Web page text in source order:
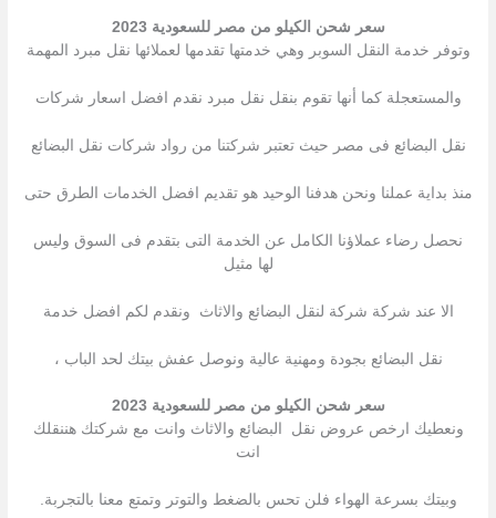
سعر شحن الكيلو من مصر للسعودية 2023
وتوفر خدمة النقل السوبر وهي خدمتها تقدمها لعملائها نقل مبرد المهمة
والمستعجلة كما أنها تقوم بنقل نقل مبرد نقدم افضل اسعار شركات
نقل البضائع فى مصر حيث تعتبر شركتنا من رواد شركات نقل البضائع
منذ بداية عملنا ونحن هدفنا الوحيد هو تقديم افضل الخدمات الطرق حتى
نحصل رضاء عملاؤنا الكامل عن الخدمة التى بتقدم فى السوق وليس
لها مثيل
الا عند شركة شركة لنقل البضائع والاثاث ونقدم لكم افضل خدمة
نقل البضائع بجودة ومهنية عالية ونوصل عفش بيتك لحد الباب ،
سعر شحن الكيلو من مصر للسعودية 2023
ونعطيك ارخص عروض نقل البضائع والاثاث وانت مع شركتك هننقلك
انت
وبيتك بسرعة الهواء فلن تحس بالضغط والتوتر وتمتع معنا بالتجربة.